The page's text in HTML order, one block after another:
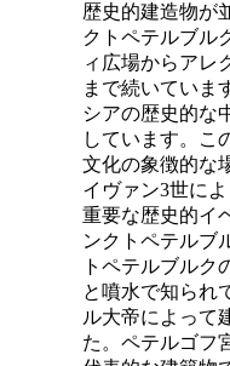
歴史的建造物が
クトペテルブル
ィ広場からアレ
まで続いていま
シアの歴史的な
しています。こ
文化の象徴的な
イヴァン3世に
重要な歴史的イ
ンクトペテルブ
トペテルブルク
と噴水で知られ
ル大帝によって
た。ペテルゴフ